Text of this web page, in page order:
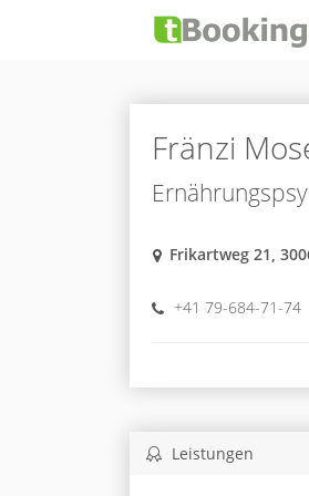
Fränzi
Frikartweg 21,
+41 79-684-71-74
Leistungen